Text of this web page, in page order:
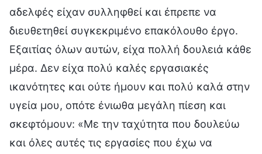
αδελφές είχαν συλληφθεί και έπρεπε να
διευθετηθεί συγκεκριμένο επακόλουθο έργο.
Εξαιτίας όλων αυτών, είχα πολλή δουλειά κάθε
μέρα. Δεν είχα πολύ καλές εργασιακές
ικανότητες και ούτε ήμουν και πολύ καλά στην
υγεία μου, οπότε ένιωθα μεγάλη πίεση και
σκεφτόμουν: «Με την ταχύτητα που δουλεύω
και όλες αυτές τις εργασίες που έχω να